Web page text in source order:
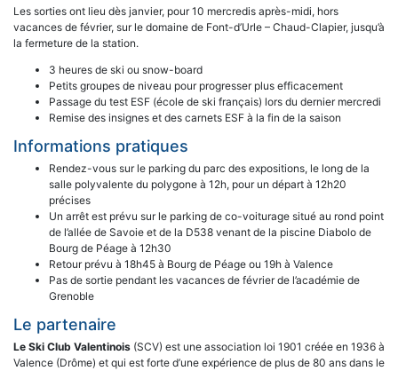
Les sorties ont lieu dès janvier, pour 10 mercredis après-midi, hors
vacances de février, sur le domaine de Font-d’Urle – Chaud-Clapier, jusqu’à
la fermeture de la station.
3 heures de ski ou snow-board
Petits groupes de niveau pour progresser plus efficacement
Passage du test ESF (école de ski français) lors du dernier mercredi
Remise des insignes et des carnets ESF à la fin de la saison
Informations pratiques
Rendez-vous sur le parking du parc des expositions, le long de la
salle polyvalente du polygone à 12h, pour un départ à 12h20
précises
Un arrêt est prévu sur le parking de co-voiturage situé au rond point
de l’allée de Savoie et de la D538 venant de la piscine Diabolo de
Bourg de Péage à 12h30
Retour prévu à 18h45 à Bourg de Péage ou 19h à Valence
Pas de sortie pendant les vacances de février de l’académie de
Grenoble
Le partenaire
Le Ski Club Valentinois (SCV) est une association loi 1901 créée en 1936 à
Valence (Drôme) et qui est forte d’une expérience de plus de 80 ans dans le